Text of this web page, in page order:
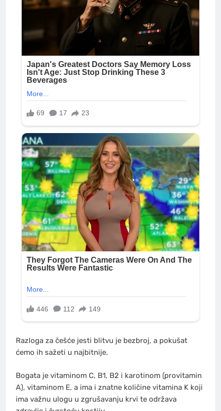
Razloga za češće jesti blitvu je bezbroj, a pokušat
ćemo ih sažeti u najbitnije.
Bogata je vitaminom C, B1, B2 i karotinom (provitamin
A), vitaminom E, a ima i znatne količine vitamina K koji
ima važnu ulogu u zgrušavanju krvi te održava